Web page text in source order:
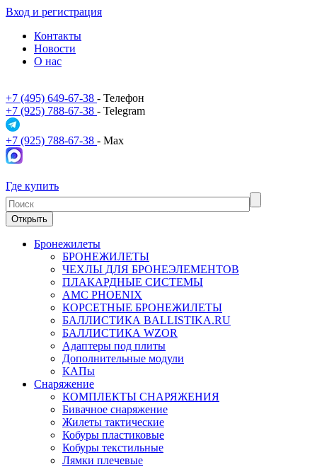
Вход и регистрация
Контакты
Новости
О нас
+7 (495) 649-67-38 - Телефон
+7 (925) 788-67-38 - Telegram
+7 (925) 788-67-38 - Max
Где купить
Открыть
Бронежилеты
БРОНЕЖИЛЕТЫ
ЧЕХЛЫ ДЛЯ БРОНЕЭЛЕМЕНТОВ
ПЛАКАРДНЫЕ СИСТЕМЫ
АМС PHOENIX
КОРСЕТНЫЕ БРОНЕЖИЛЕТЫ
БАЛЛИСТИКА BALLISTIKA.RU
БАЛЛИСТИКА WZOR
Адаптеры под плиты
Дополнительные модули
КАПы
Снаряжение
КОМПЛЕКТЫ СНАРЯЖЕНИЯ
Бивачное снаряжение
Жилеты тактические
Кобуры пластиковые
Кобуры текстильные
Лямки плечевые